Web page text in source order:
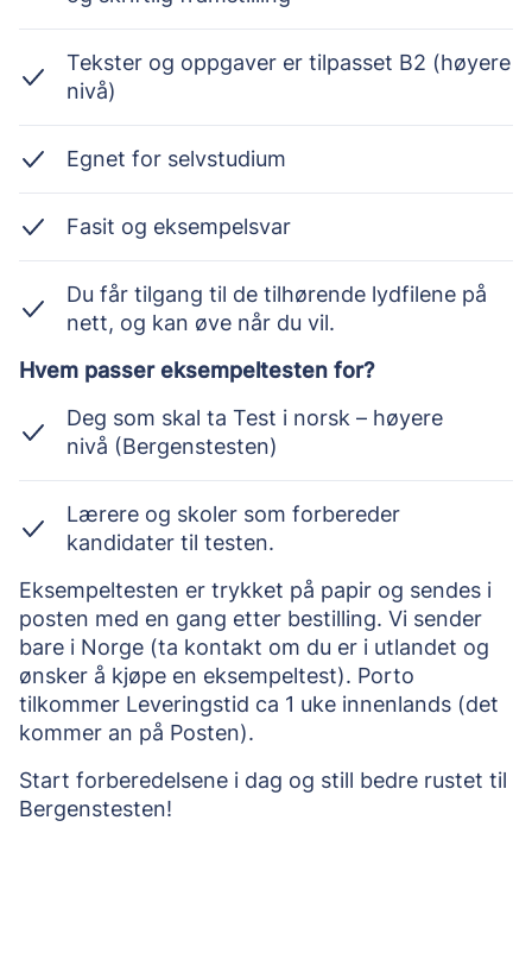
Tekster og oppgaver er tilpasset B2 (høyere
nivå)
Egnet for selvstudium
Fasit og eksempelsvar
Du får tilgang til de tilhørende lydfilene på
nett, og kan øve når du vil.
Hvem passer eksempeltesten for?
Deg som skal ta Test i norsk – høyere
nivå (Bergenstesten)
Lærere og skoler som forbereder
kandidater til testen.
Eksempeltesten er trykket på papir og sendes i
posten med en gang etter bestilling. Vi sender
bare i Norge (ta kontakt om du er i utlandet og
ønsker å kjøpe en eksempeltest). Porto
tilkommer Leveringstid ca 1 uke innenlands (det
kommer an på Posten).
Start forberedelsene i dag og still bedre rustet til
Bergenstesten!